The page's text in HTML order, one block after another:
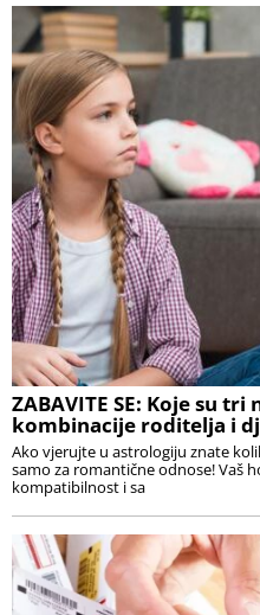
ZABAVITE SE: Koje su
kombinacije roditelja i
Ako vjerujte u astrologiju znate
samo za romantične odnose! Vaš
kompatibilnost i sa